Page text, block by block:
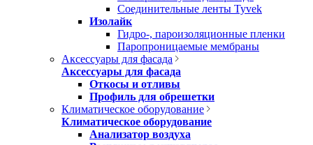
Соединительные ленты Tyvek
Изолайк
Гидро-, пароизоляционные пленки
Паропроницаемые мембраны
Аксессуары для фасада
Аксессуары для фасада
Откосы и отливы
Профиль для обрешетки
Климатическое оборудование
Климатическое оборудование
Анализатор воздуха